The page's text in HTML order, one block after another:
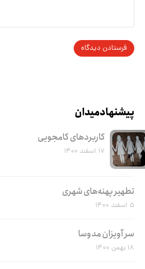
پیشنهاد میدان
کاربرد‌های کامجویی
۱۷ اسفند ۱۴۰۰
تطهیر پهنه‌های شهری
۵ اسفند ۱۴۰۰
سر آویزان مدوسا
۱۸ بهمن ۱۴۰۰